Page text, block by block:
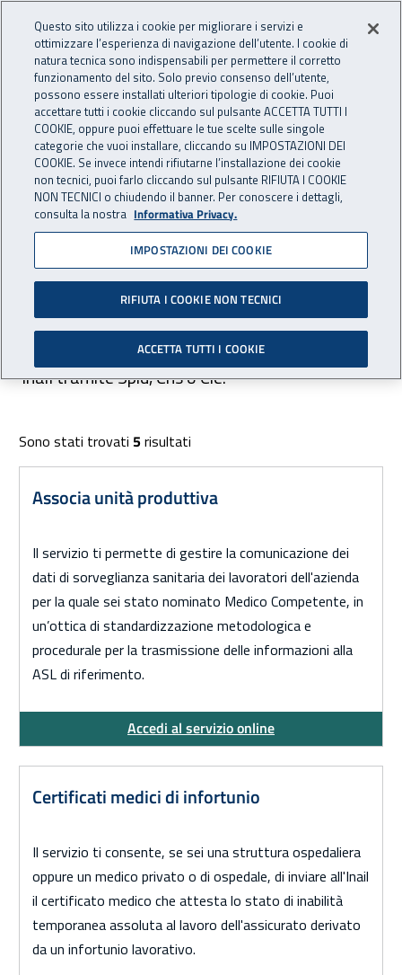
INAIL - Istituto Nazionale
Apri cerca
Navigazione principale
Navigazione - Ti trovi in:
Home Attività e servizi Servizi per te Operatori della Sanità
Operatori della Sanità
I medici competenti hanno a disposizione una
serie di servizi per trasmettere report di sintesi
sulla sorveglianza sanitaria in ambito
lavorativo. È possibile accedere agli applicativi
Inail tramite Spid, Cns o Cie.
Elenco corsi
Sono stati trovati 5risultati
Associa unità produttiva
Il servizio ti permette di gestire la comunicazione dei
dati di sorveglianza sanitaria dei lavoratori dell'azienda
per la quale sei stato nominato Medico Competente, in
un’ottica di standardizzazione metodologica e
procedurale per la trasmissione delle informazioni alla
ASL di riferimento.
Accedi al servizio online
Certificati medici di infortunio
Il servizio ti consente, se sei una struttura ospedaliera
oppure un medico privato o di ospedale, di inviare all'Inail
il certificato medico che attesta lo stato di inabilità
temporanea assoluta al lavoro dell'assicurato derivato
da un infortunio lavorativo.
Questo sito utilizza i cookie per migliorare i servizi e
ottimizzare l’esperienza di navigazione dell’utente. I cookie di
natura tecnica sono indispensabili per permettere il corretto
funzionamento del sito. Solo previo consenso dell’utente,
possono essere installati ulteriori tipologie di cookie. Puoi
accettare tutti i cookie cliccando sul pulsante ACCETTA TUTTI I
COOKIE, oppure puoi effettuare le tue scelte sulle singole
categorie che vuoi installare, cliccando su IMPOSTAZIONI DEI
COOKIE. Se invece intendi rifiutarne l’installazione dei cookie
non tecnici, puoi farlo cliccando sul pulsante RIFIUTA I COOKIE
NON TECNICI o chiudendo il banner. Per conoscere i dettagli,
consulta la nostra Informativa Privacy.
IMPOSTAZIONI DEI COOKIE
RIFIUTA I COOKIE NON TECNICI
ACCETTA TUTTI I COOKIE